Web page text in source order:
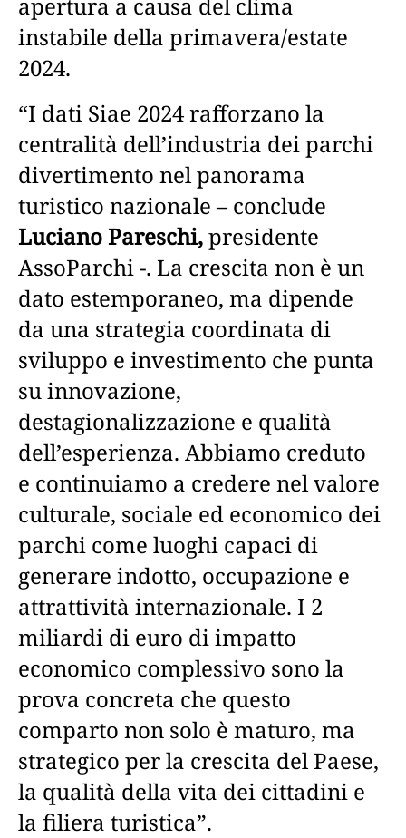
instabile della primavera/estate
2024.
“I dati Siae 2024 rafforzano la
centralità dell’industria dei parchi
divertimento nel panorama
turistico nazionale – conclude
Luciano Pareschi,presidente
AssoParchi -. La crescita non è un
dato estemporaneo, ma dipende
da una strategia coordinata di
sviluppo e investimento che punta
su innovazione,
destagionalizzazione e qualità
dell’esperienza. Abbiamo creduto
e continuiamo a credere nel valore
culturale, sociale ed economico dei
parchi come luoghi capaci di
generare indotto, occupazione e
attrattività internazionale. I 2
miliardi di euro di impatto
economico complessivo sono la
prova concreta che questo
comparto non solo è maturo, ma
strategico per la crescita del Paese,
la qualità della vita dei cittadini e
la filiera turistica”.